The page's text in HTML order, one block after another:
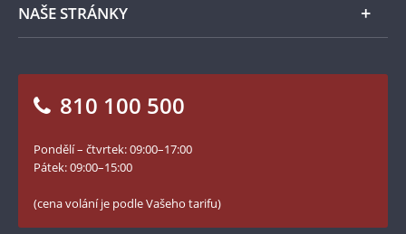
Medailéři
Numismatické novinky
NAŠE STRÁNKY
Blog Pokladnice mincí
Facebook Národní Pokladnice
Twitter Národní Pokladnice
LinkedIn Národní Pokladnice
Instagram Národní Pokladnice
810 100 500
Pondělí – čtvrtek: 09:00–17:00
Pátek: 09:00–15:00
(cena volání je podle Vašeho tarifu)